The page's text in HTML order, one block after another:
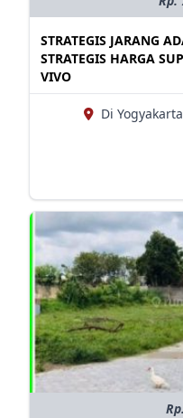
STRATEGIS JARANG
STRATEGIS HARGA
VIVO
Di